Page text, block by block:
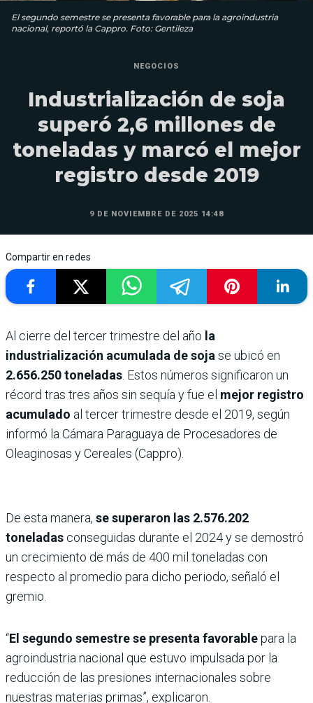
El segundo semestre se presenta favorable para la agroindustria
nacional, reportó la Cappro. Foto: Gentileza
NEGOCIOS
Industrialización de soja
superó 2,6 millones de
toneladas y marcó el mejor
registro desde 2019
9 DE NOVIEMBRE DE 2025 14:48
Compartir en redes
Al cierre del tercer trimestre del año la
industrialización acumulada de soja se ubicó en
2.656.250 toneladas . Estos números significaron un
récord tras tres años sin sequía y fue el mejor registro
acumulado al tercer trimestre desde el 2019, según
informó la Cámara Paraguaya de Procesadores de
Oleaginosas y Cereales (Cappro).
De esta manera, se superaron las 2.576.202
toneladas conseguidas durante el 2024 y se demostró
un crecimiento de más de 400 mil toneladas con
respecto al promedio para dicho periodo, señaló el
gremio.
“El segundo semestre se presenta favorablepara la
agroindustria nacional que estuvo impulsada por la
reducción de las presiones internacionales sobre
nuestras materias primas”, explicaron.